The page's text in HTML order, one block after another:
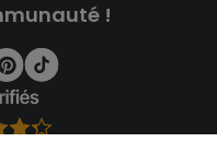
!